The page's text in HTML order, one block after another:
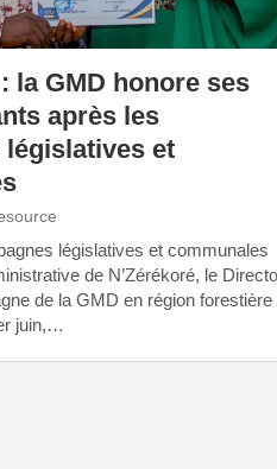
la GMD honore ses
après les
législatives et
législatives et communales
de N’Zérékoré, le
de la GMD en région forestière
juin,…